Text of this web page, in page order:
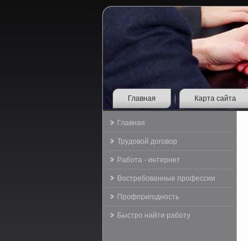
Главная Карта сайта
Главная
Трудовой договор
Работа - интернет
Востребованные профессии
Профпригодность
Быстро найти работу